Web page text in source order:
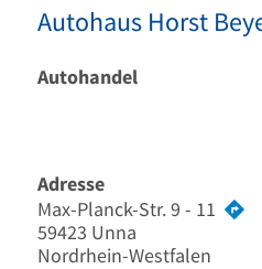
Autohaus Horst
Autohandel
Adresse
Max-Planck-Str. 9 - 11
59423 Unna
Nordrhein-Westfalen